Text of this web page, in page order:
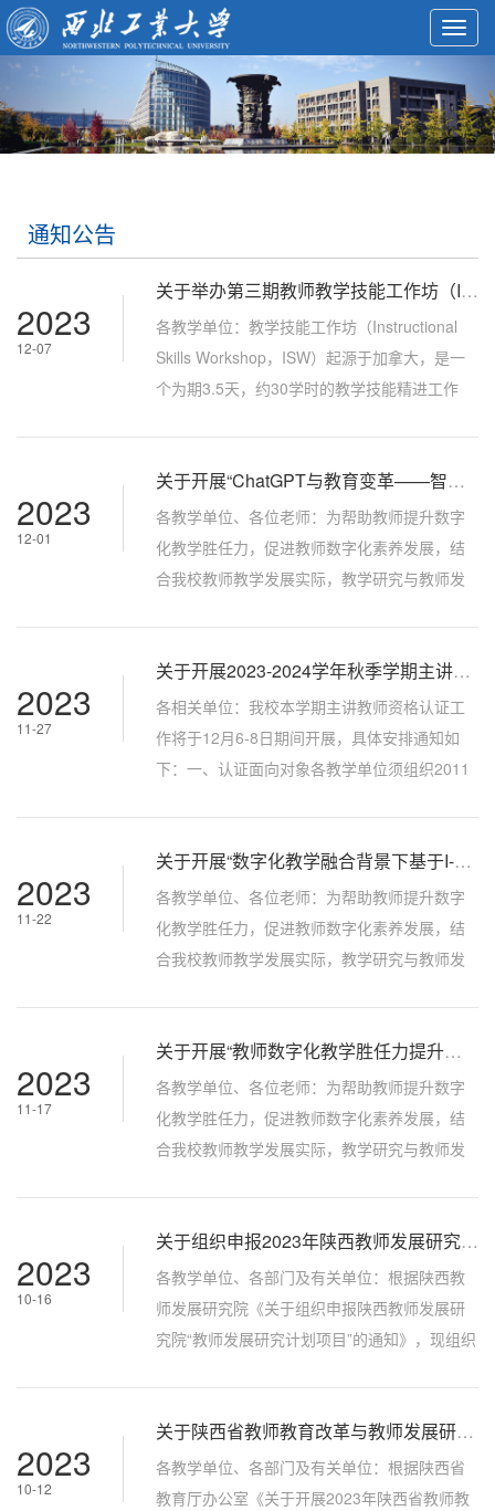
通知公告
2023
12-07
关于举办第三期教师教学技能工作坊（ISW）的通知
各教学单位：教学技能工作坊（Instructional
Skills Workshop，ISW）起源于加拿大，是一
个为期3.5天，约30学时的教学技能精进工作
下以小组为单位在安全、友好、互相支持的氛
围下采用BOPPPS模式设计以学习者为中心的
教学，深入理解参与式学习理论并实施参与式
课堂的教学互动，实践基本的课堂教学评价技
2023
12-01
关于开展“ChatGPT与教育变革——智能时代教育应如何转型？”专题培训的通知
各教学单位、各位老师：为帮助教师提升数字
化教学胜任力，促进教师数字化素养发展，结
合我校教师教学发展实际，教学研究与教师发
学教育科学学院特聘教授（原中山大学现代教
育技术研究所副所长）王竹立教授，讲授
“ChatGPT与教育变革——智能时代教育应如何
转型？”专题讲座，现将培训安排通知如下：
2023
11-27
关于开展2023-2024学年秋季学期主讲教师资格认证的通知
各相关单位：我校本学期主讲教师资格认证工
作将于12月6-8日期间开展，具体安排通知如
下：一、认证面向对象各教学单位须组织2011
二、认证环节1. 教学单位审查。各教学单位组
建本单位试讲考核专家组，由校院两级教学委
员会委员、学院主管教学领导、学科带头人、
课程或专业负责人及督导组成员等人员组成，
2023
11-22
关于开展“数字化教学融合背景下基于I-value创新思路的课程思政建设”专题培训的通知
各教学单位、各位老师：为帮助教师提升数字
化教学胜任力，促进教师数字化素养发展，结
合我校教师教学发展实际，教学研究与教师发
技大学课程思政培训团培训师尹霞副教授讲授
“数字化教学融合背景下基于I-value创新思路的
课程思政建设”专题培训，现将培训安排通知如
下：一、面向对象全校教师、教学管理者。
2023
11-17
关于开展“教师数字化教学胜任力提升计划-数字化教学转型背景下智慧教学重构设计与实践”专题培训的通知
各教学单位、各位老师：为帮助教师提升数字
化教学胜任力，促进教师数字化素养发展，结
合我校教师教学发展实际，教学研究与教师发
学现代教学技术教育部重点实验室副主任何聚
厚教授讲授“数字化教学转型背景下智慧教学重
构设计与实践”专题讲座，现将培训安排通知如
下：一、面向对象全校教师、教学管理者。
2023
10-16
关于组织申报2023年陕西教师发展研究院“教师发展研究计划项目”的通知
各教学单位、各部门及有关单位：根据陕西教
师发展研究院《关于组织申报陕西教师发展研
究院“教师发展研究计划项目”的通知》，现组织
幼儿园）、教科研机构从事基础教育教学和教
师教育研究的工作团队或个人为主体，以实
践、应用为主要特征，以促进陕西省教育改革
2023
10-12
关于陕西省教师教育改革与教师发展研究项目校内评选结果的公示
各教学单位、各部门及有关单位：根据陕西省
教育厅办公室《关于开展2023年陕西省教师教